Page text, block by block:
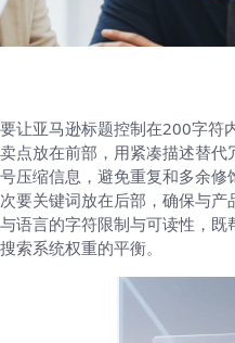
要让亚马逊标题控制在200字符
卖点放在前部，用紧凑描述替
号压缩信息，避免重复和多余
次要关键词放在后部，确保与
与语言的字符限制与可读性，
搜索系统权重的平衡。